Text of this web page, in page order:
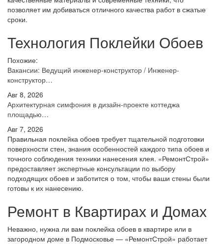
позволяет им добиваться отличного качества работ в сжатые
сроки.
Технология Поклейки Обоев
Похожие:
Вакансии: Ведущий инженер-конструктор / Инженер-
конструктор…
Авг 8, 2026
Архитектурная симфония в дизайн-проекте коттеджа
площадью…
Авг 7, 2026
Правильная поклейка обоев требует тщательной подготовки
поверхности стен, знания особенностей каждого типа обоев и
точного соблюдения техники нанесения клея. «РемонтСтрой»
предоставляет экспертные консультации по выбору
подходящих обоев и заботится о том, чтобы ваши стены были
готовы к их нанесению.
Ремонт в Квартирах и Домах
Неважно, нужна ли вам поклейка обоев в квартире или в
загородном доме в Подмосковье — «РемонтСтрой» работает